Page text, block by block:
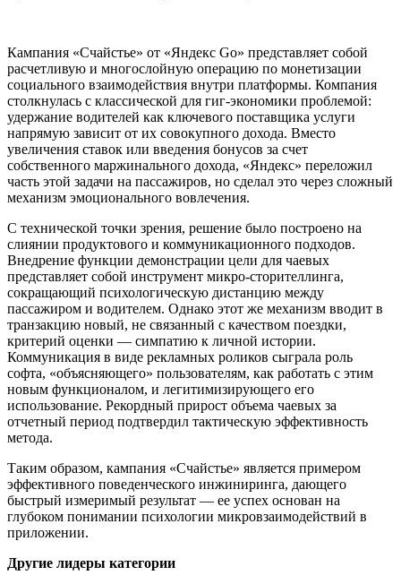
Кампания «Счайстье» от «Яндекс Go» представляет собой
расчетливую и многослойную операцию по монетизации
социального взаимодействия внутри платформы. Компания
столкнулась с классической для гиг-экономики проблемой:
удержание водителей как ключевого поставщика услуги
напрямую зависит от их совокупного дохода. Вместо
увеличения ставок или введения бонусов за счет
собственного маржинального дохода, «Яндекс» переложил
часть этой задачи на пассажиров, но сделал это через сложный
механизм эмоционального вовлечения.
С технической точки зрения, решение было построено на
слиянии продуктового и коммуникационного подходов.
Внедрение функции демонстрации цели для чаевых
представляет собой инструмент микро-сторителлинга,
сокращающий психологическую дистанцию между
пассажиром и водителем. Однако этот же механизм вводит в
транзакцию новый, не связанный с качеством поездки,
критерий оценки — симпатию к личной истории.
Коммуникация в виде рекламных роликов сыграла роль
софта, «объясняющего» пользователям, как работать с этим
новым функционалом, и легитимизирующего его
использование. Рекордный прирост объема чаевых за
отчетный период подтвердил тактическую эффективность
метода.
Таким образом, кампания «Счайстье» является примером
эффективного поведенческого инжиниринга, дающего
быстрый измеримый результат — ее успех основан на
глубоком понимании психологии микровзаимодействий в
приложении.
Другие лидеры категории